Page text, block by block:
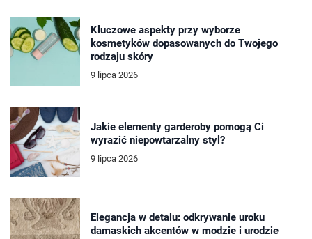
Kluczowe aspekty przy wyborze
kosmetyków dopasowanych do Twojego
rodzaju skóry
9 lipca 2026
Jakie elementy garderoby pomogą Ci
wyrazić niepowtarzalny styl?
9 lipca 2026
Elegancja w detalu: odkrywanie uroku
damaskich akcentów w modzie i urodzie